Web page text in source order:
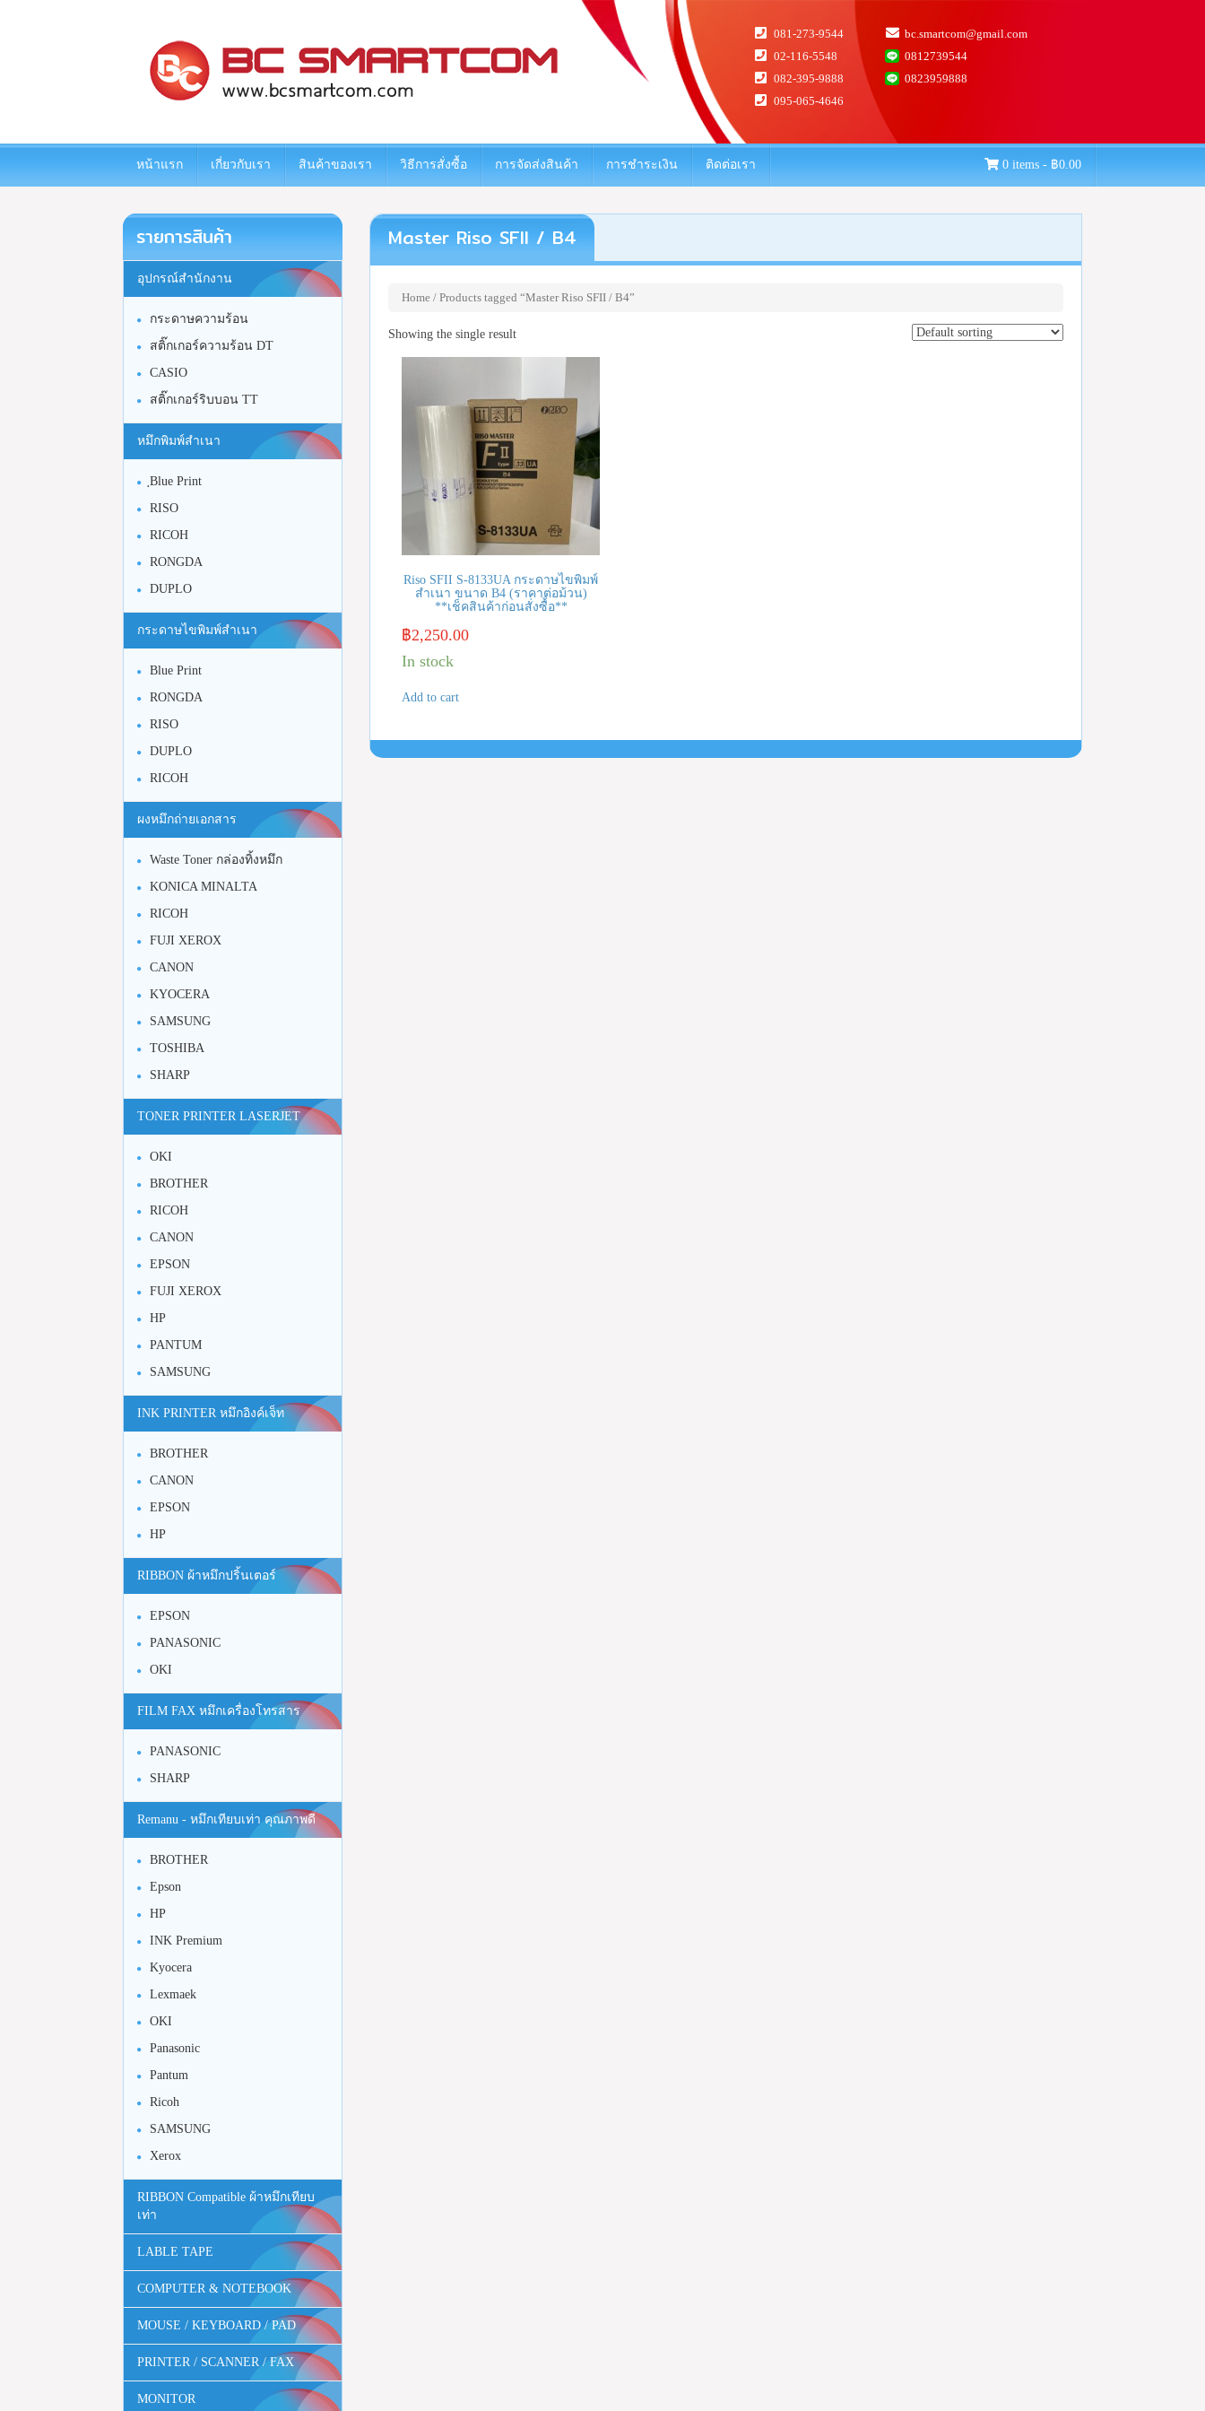
081-273-9544
bc.smartcom@gmail.com
02-116-5548
0812739544
082-395-9888
0823959888
095-065-4646
หน้าแรก เกี่ยวกับเรา สินค้าของเรา วิธีการสั่งซื้อ การจัดส่งสินค้า การชำระเงิน ติดต่อเรา 0 items - ฿0.00
Master Riso SFII / B4
Home / Products tagged “Master Riso SFII / B4”
Showing the single result
Riso SFII S-8133UA กระดาษไขพิมพ์
สำเนา ขนาด B4 (ราคาต่อม้วน)
**เช็คสินค้าก่อนสั่งซื้อ**
฿2,250.00
In stock
Add to cart
รายการสินค้า
อุปกรณ์สำนักงาน
กระดาษความร้อน
สติ๊กเกอร์ความร้อน DT
CASIO
สติ๊กเกอร์ริบบอน TT
หมึกพิมพ์สำเนา
ฺBlue Print
RISO
RICOH
RONGDA
DUPLO
กระดาษไขพิมพ์สำเนา
Blue Print
RONGDA
RISO
DUPLO
RICOH
ผงหมึกถ่ายเอกสาร
Waste Toner กล่องทิ้งหมึก
KONICA MINALTA
RICOH
FUJI XEROX
CANON
KYOCERA
SAMSUNG
TOSHIBA
SHARP
TONER PRINTER LASERJET
OKI
BROTHER
RICOH
CANON
EPSON
FUJI XEROX
HP
PANTUM
SAMSUNG
INK PRINTER หมึกอิงค์เจ็ท
BROTHER
CANON
EPSON
HP
RIBBON ผ้าหมึกปริ้นเตอร์
EPSON
PANASONIC
OKI
FILM FAX หมึกเครื่องโทรสาร
PANASONIC
SHARP
Remanu - หมึกเทียบเท่า คุณภาพดี
BROTHER
Epson
HP
INK Premium
Kyocera
Lexmaek
OKI
Panasonic
Pantum
Ricoh
SAMSUNG
Xerox
RIBBON Compatible ผ้าหมึกเทียบ
เท่า
LABLE TAPE
COMPUTER & NOTEBOOK
MOUSE / KEYBOARD / PAD
PRINTER / SCANNER / FAX
MONITOR